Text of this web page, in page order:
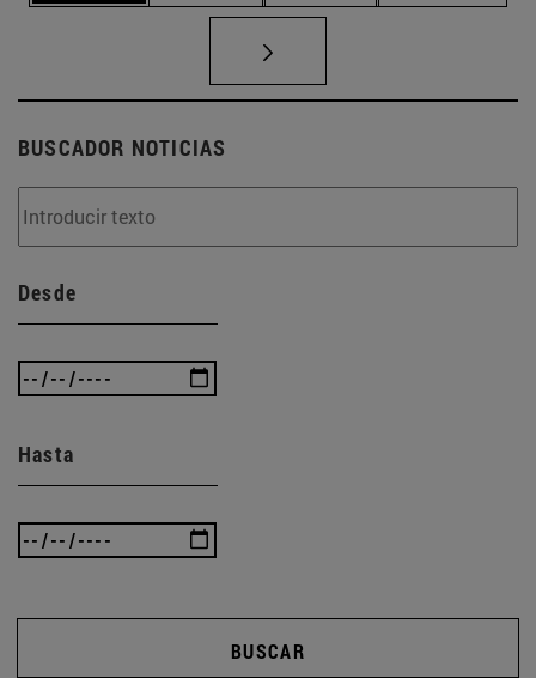
BUSCADOR NOTICIAS
Desde
Hasta
BUSCAR